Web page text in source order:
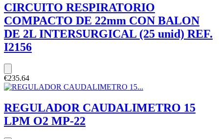
CIRCUITO RESPIRATORIO
COMPACTO DE 22mm CON BALON
DE 2L INTERSURGICAL (25 unid) REF.
I2156
€235.64
REGULADOR CAUDALIMETRO 15
LPM O2 MP-22